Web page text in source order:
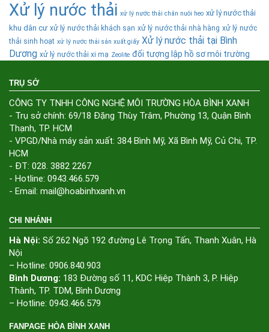
Xử lý nước thải xử lý nước thải chăn nuôi heo xử lý nước thải
khu dân cư xử lý nước thải khách sạn xử lý nước thải nhà hàng xử lý nước
thải sinh hoạt xử lý nước thải sản xuất giấy Xử lý nước thải tại Bình
Dương xử lý nước thải xi mạ Zeolite đối tượng lập hồ sơ môi trường
TRỤ SỞ
CÔNG TY TNHH CÔNG NGHỆ MÔI TRƯỜNG HÒA BÌNH XANH
- Trụ sở chính: 69/18 Đặng Thùy Trâm, Phường 13, Quận Bình
Thạnh, TP. HCM
- VPGD/Nhà máy sản xuất: 384 Bình Mỹ, Xã Bình Mỹ, Củ Chi, TP.
HCM
- ĐT: 028. 3882 2267
- Hotline: 0943.466.579
- Email: mail@hoabinhxanh.vn
CHI NHÁNH
Hà Nội: Số 262 Ngõ 192 đường Lê Trọng Tấn, Thanh Xuân, Hà
Nội
– Hotline: 0906.840.903
Bình Dương: 183 Đường số 11, KDC Hiệp Thành 3, P. Hiệp
Thành, TP. TDM, Bình Dương
– Hotline: 0943.466.579
FANPAGE HÒA BÌNH XANH